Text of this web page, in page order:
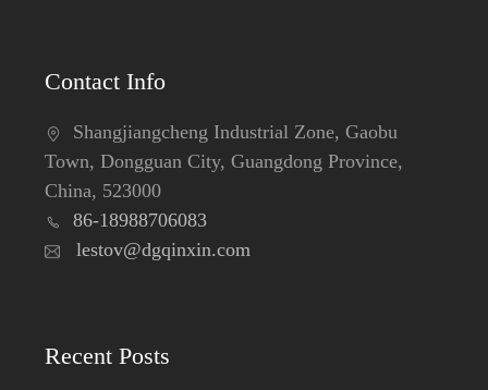
Contact Info
Shangjiangcheng Industrial Zone, Gaobu
Town, Dongguan City, Guangdong Province,
China, 523000
86-18988706083
lestov@dgqinxin.com
Recent Posts